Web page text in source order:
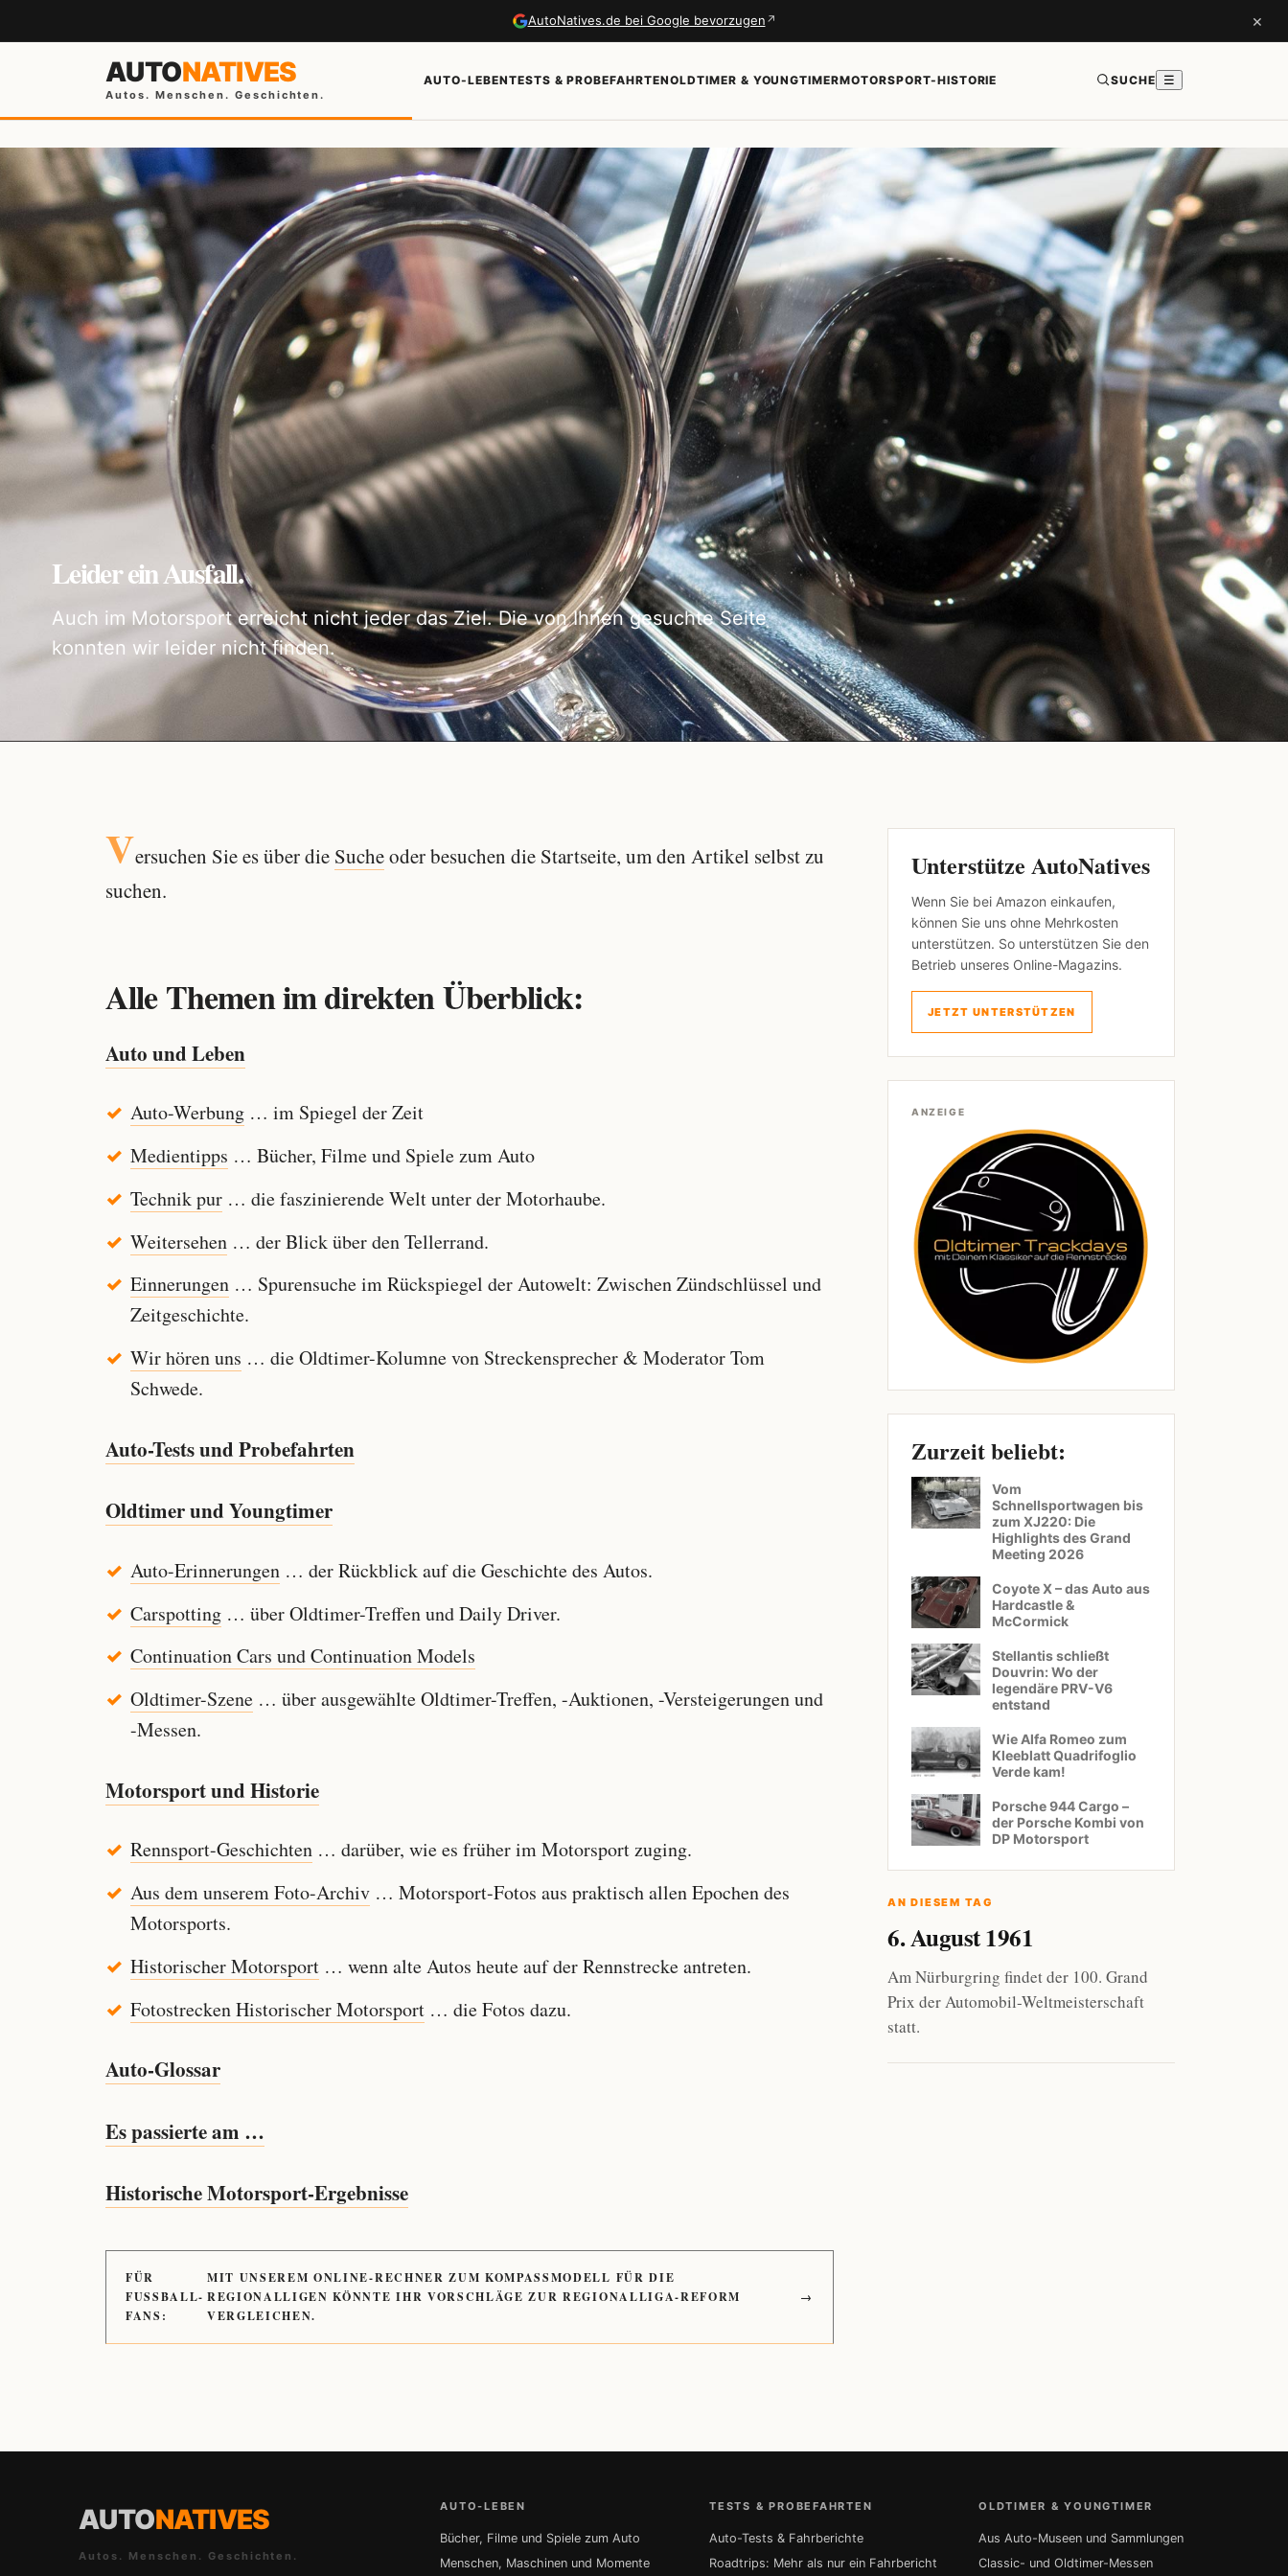
AutoNatives.de bei Google bevorzugen ↗ ×
AUTONATIVES
Autos. Menschen. Geschichten.
AUTO-LEBENTESTS & PROBEFAHRTENOLDTIMER & YOUNGTIMERMOTORSPORT-HISTORIE SUCHE ☰
Leider ein Ausfall.
Auch im Motorsport erreicht nicht jeder das Ziel. Die von Ihnen gesuchte Seite
konnten wir leider nicht finden.
Versuchen Sie es über die Sucheoder besuchen die Startseite, um den Artikel selbst zu
suchen.
Alle Themen im direkten Überblick:
Auto und Leben
Auto-Werbung… im Spiegel der Zeit
Medientipps … Bücher, Filme und Spiele zum Auto
Technik pur… die faszinierende Welt unter der Motorhaube.
Weitersehen… der Blick über den Tellerrand.
Einnerungen… Spurensuche im Rückspiegel der Autowelt: Zwischen Zündschlüssel und
Zeitgeschichte.
Wir hören uns … die Oldtimer-Kolumne von Streckensprecher & Moderator Tom
Schwede.
Auto-Tests und Probefahrten
Oldtimer und Youngtimer
Auto-Erinnerungen… der Rückblick auf die Geschichte des Autos.
Carspotting… über Oldtimer-Treffen und Daily Driver.
Continuation Cars und Continuation Models
Oldtimer-Szene… über ausgewählte Oldtimer-Treffen, -Auktionen, -Versteigerungen und
-Messen.
Motorsport und Historie
Rennsport-Geschichten… darüber, wie es früher im Motorsport zuging.
Aus dem unserem Foto-Archiv… Motorsport-Fotos aus praktisch allen Epochen des
Motorsports.
Historischer Motorsport… wenn alte Autos heute auf der Rennstrecke antreten.
Fotostrecken Historischer Motorsport… die Fotos dazu.
Auto-Glossar
Es passierte am …
Historische Motorsport-Ergebnisse
FÜR
FUSSBALL-
FANS:
MIT UNSEREM ONLINE-RECHNER ZUM KOMPASSMODELL FÜR DIE
REGIONALLIGEN KÖNNTE IHR VORSCHLÄGE ZUR REGIONALLIGA-REFORM
VERGLEICHEN.
→
Unterstütze AutoNatives
Wenn Sie bei Amazon einkaufen,
können Sie uns ohne Mehrkosten
unterstützen. So unterstützen Sie den
Betrieb unseres Online-Magazins.
JETZT UNTERSTÜTZEN
ANZEIGE
Zurzeit beliebt:
Vom
Schnellsportwagen bis
zum XJ220: Die
Highlights des Grand
Meeting 2026
Coyote X – das Auto aus
Hardcastle &
McCormick
Stellantis schließt
Douvrin: Wo der
legendäre PRV-V6
entstand
Wie Alfa Romeo zum
Kleeblatt Quadrifoglio
Verde kam!
Porsche 944 Cargo –
der Porsche Kombi von
DP Motorsport
AN DIESEM TAG
6. August 1961
Am Nürburgring findet der 100. Grand
Prix der Automobil-Weltmeisterschaft
statt.
AUTONATIVES
Autos. Menschen. Geschichten.
AUTO-LEBEN
Bücher, Filme und Spiele zum Auto
Menschen, Maschinen und Momente
TESTS & PROBEFAHRTEN
Auto-Tests & Fahrberichte
Roadtrips: Mehr als nur ein Fahrbericht
OLDTIMER & YOUNGTIMER
Aus Auto-Museen und Sammlungen
Classic- und Oldtimer-Messen